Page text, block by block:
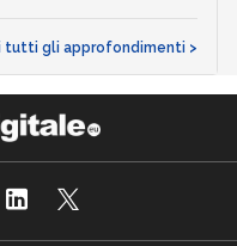
tutti gli approfondimenti >